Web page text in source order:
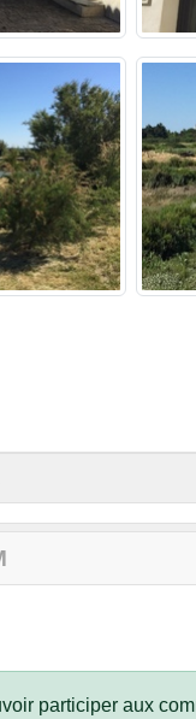
participer aux